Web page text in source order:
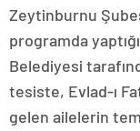
Zeytinburnu
programda
Belediyesi
tesiste, Evlad-ı
gelen ailelerin